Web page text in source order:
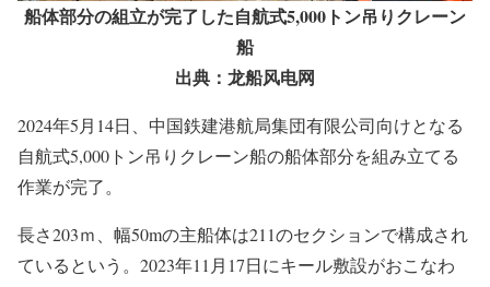
船体部分の組立が完了した自航式5,000トン吊りクレーン
出典：龙船风电网
2024年5月14日、中国鉄建港航局集団有限公司向けとなる